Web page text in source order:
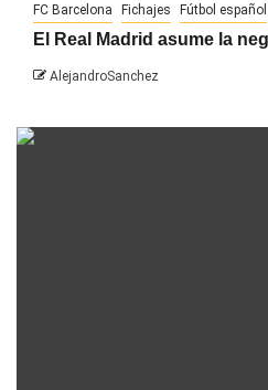
FC Barcelona Fichajes Fútbol español
El Real Madrid asume la
AlejandroSanchez